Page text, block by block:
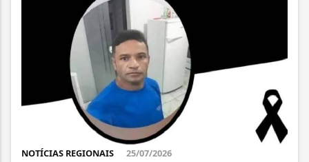
NOTÍCIAS REGIONAIS 25/07/2026